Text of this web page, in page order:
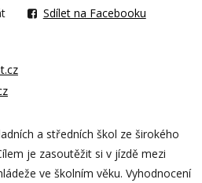
Sdílet na Facebooku
a středních škol ze širokého
je zasoutěžit si v jízdě mezi
ve školním věku. Vyhodnocení